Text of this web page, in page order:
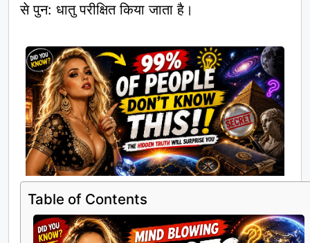
से पुन: धातु परीक्षित किया जाता है।
Table of Contents